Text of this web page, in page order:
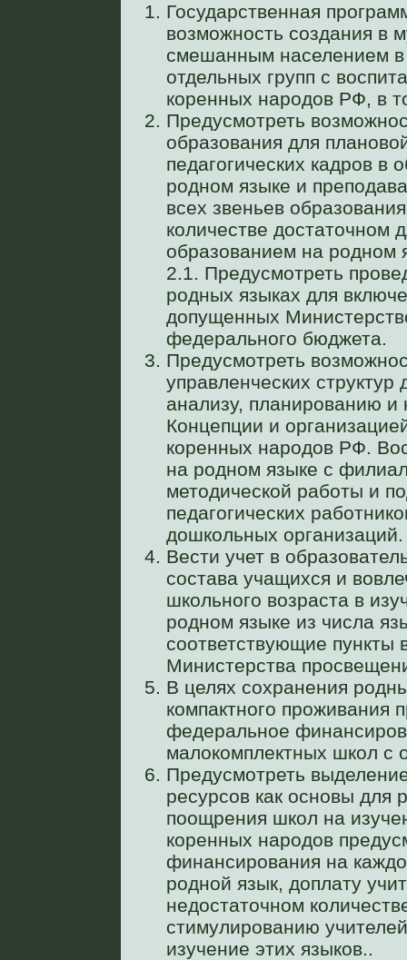
Государственная
возможность создания в
смешанным населением в
отдельных групп с
коренных народов РФ, в
Предусмотреть
образования для
педагогических кадров в
родном языке и
всех звеньев
количестве достаточном
образованием на родном
2.1. Предусмотреть
родных языках для
допущенных
федерального бюджета.
Предусмотреть
управленческих
анализу, планированию
Концепции и
коренных народов РФ.
на родном языке с
методической работы и
педагогических
дошкольных организаций.
Вести учет в
состава учащихся и
школьного возраста в
родном языке из числа
соответствующие
Министерства
В целях сохранения
компактного проживания
федеральное
малокомплектных школ с
Предусмотреть
ресурсов как основы для
поощрения школ на
коренных народов
финансирования на
родной язык, доплату
недостаточном
стимулированию
изучение этих языков..